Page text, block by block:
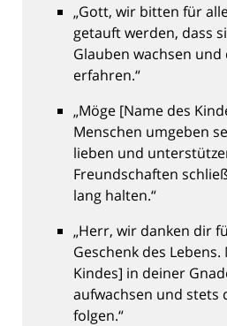
„Gott, wir bitten für
getauft werden, dass
Glauben wachsen und
erfahren.“
„Möge [Name des
Menschen umgeben
lieben und
Freundschaften
lang halten.“
„Herr, wir danken dir
Geschenk des
Kindes] in deiner
aufwachsen und stets
folgen.“